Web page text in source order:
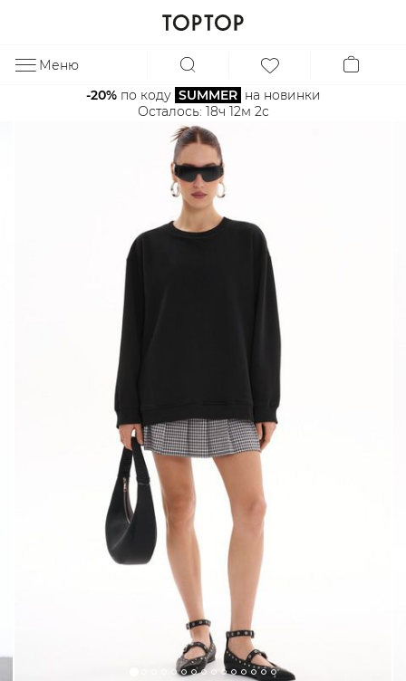
Меню
-20% по коду SUMMER на новинки
Осталось: 18ч 12м 2с